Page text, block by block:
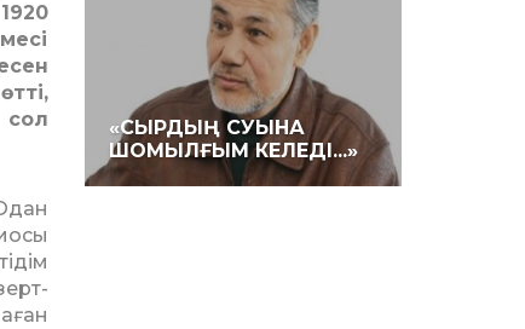
сол
«СЫРДЫҢ СУЫНА
ШОМЫЛҒЫМ КЕЛЕДІ...»